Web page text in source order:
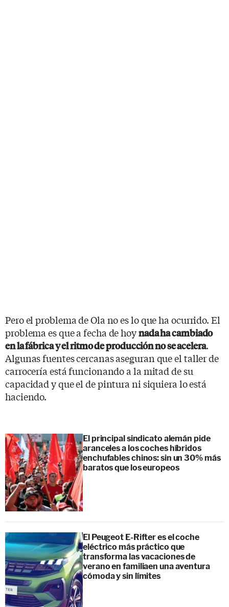
Pero el problema de Ola no es lo que ha ocurrido. El
problema es que a fecha de hoynada ha cambiado
en la fábrica y el ritmo de producción no se acelera.
Algunas fuentes cercanas aseguran que el taller de
carrocería está funcionando a la mitad de su
capacidad y que el de pintura ni siquiera lo está
haciendo.
El principal sindicato alemán pide
aranceles a los coches híbridos
enchufables chinos: sin un 30% más
baratos que los europeos
El Peugeot E-Rifter es el coche
eléctrico más práctico que
transforma las vacaciones de
verano en familiaen una aventura
cómoda y sin límites